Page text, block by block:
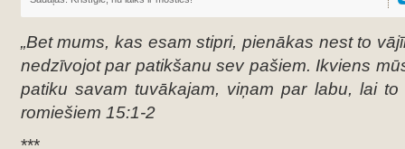
„Bet mums, kas esam stipri, pienākas nest to
nedzīvojot par patikšanu sev pašiem. Ikviens
patiku savam tuvākajam, viņam par labu, lai to
romiešiem 15:1-2
***